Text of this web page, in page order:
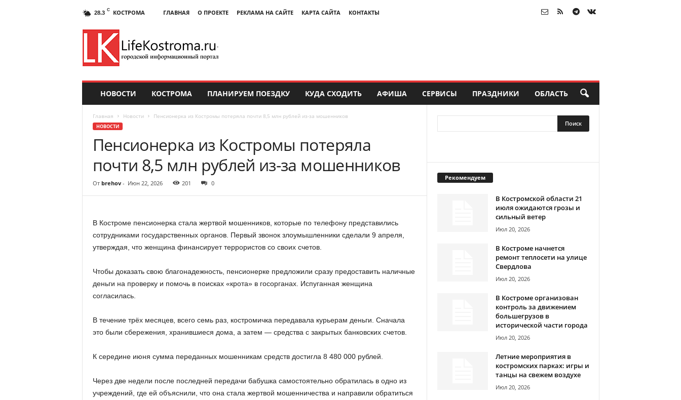
28.3 C КОСТРОМА ГЛАВНАЯ О ПРОЕКТЕ РЕКЛАМА НА САЙТЕ КАРТА САЙТА КОНТАКТЫ
НОВОСТИ КОСТРОМА ПЛАНИРУЕМ ПОЕЗДКУ КУДА СХОДИТЬ АФИША СЕРВИСЫ ПРАЗДНИКИ ОБЛАСТЬ
Главная Новости Пенсионерка из Костромы потеряла почти 8,5 млн рублей из-за мошенников
НОВОСТИ
Пенсионерка из Костромы потеряла
почти 8,5 млн рублей из-за мошенников
От brehov- Июн 22, 2026 201 0
В Костроме пенсионерка стала жертвой мошенников, которые по телефону представились
сотрудниками государственных органов. Первый звонок злоумышленники сделали 9 апреля,
утверждая, что женщина финансирует террористов со своих счетов.
Чтобы доказать свою благонадежность, пенсионерке предложили сразу предоставить наличные
деньги на проверку и помочь в поисках «крота» в госорганах. Испуганная женщина
согласилась.
В течение трёх месяцев, всего семь раз, костромичка передавала курьерам деньги. Сначала
это были сбережения, хранившиеся дома, а затем — средства с закрытых банковских счетов.
К середине июня сумма переданных мошенникам средств достигла 8 480 000 рублей.
Через две недели после последней передачи бабушка самостоятельно обратилась в одно из
учреждений, где ей объяснили, что она стала жертвой мошенничества и направили обратиться
Рекомендуем
В Костромской области 21
июля ожидаются грозы и
сильный ветер
Июл 20, 2026
В Костроме начнется
ремонт теплосети на улице
Свердлова
Июл 20, 2026
В Костроме организован
контроль за движением
большегрузов в
исторической части города
Июл 20, 2026
Летние мероприятия в
костромских парках: игры и
танцы на свежем воздухе
Июл 20, 2026